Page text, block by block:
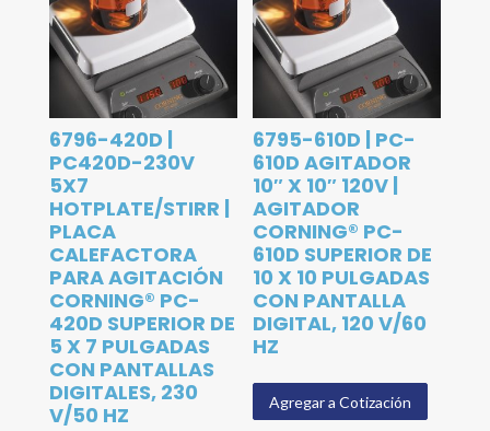
6796-420D |
PC420D-230V
5X7
HOTPLATE/STIRR |
PLACA
CALEFACTORA
PARA AGITACIÓN
CORNING® PC-
420D SUPERIOR DE
5 X 7 PULGADAS
CON PANTALLAS
DIGITALES, 230
V/50 HZ
6795-610D | PC-
610D AGITADOR
10″ X 10″ 120V |
AGITADOR
CORNING® PC-
610D SUPERIOR DE
10 X 10 PULGADAS
CON PANTALLA
DIGITAL, 120 V/60
HZ
Agregar a Cotización